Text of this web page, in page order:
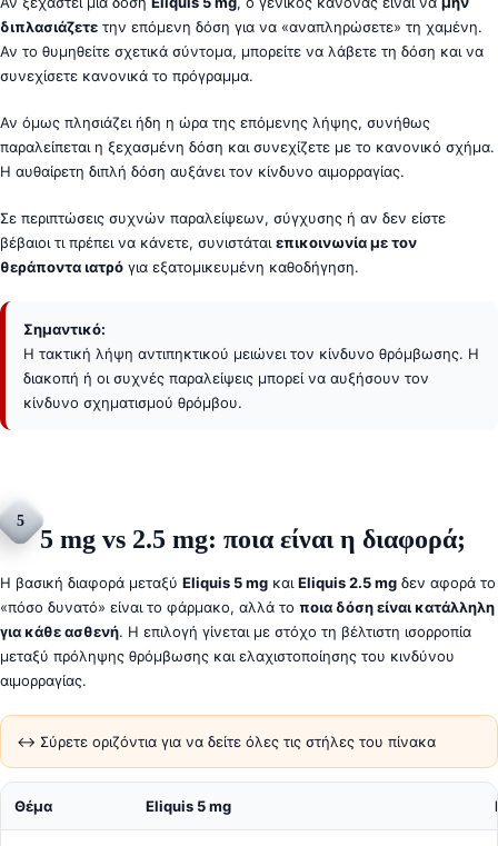
διπλασιάζετε την επόμενη δόση για να «αναπληρώσετε» τη χαμένη.
Αν το θυμηθείτε σχετικά σύντομα, μπορείτε να λάβετε τη δόση και να
συνεχίσετε κανονικά το πρόγραμμα.
Αν όμως πλησιάζει ήδη η ώρα της επόμενης λήψης, συνήθως
παραλείπεται η ξεχασμένη δόση και συνεχίζετε με το κανονικό σχήμα.
Η αυθαίρετη διπλή δόση αυξάνει τον κίνδυνο αιμορραγίας.
Σε περιπτώσεις συχνών παραλείψεων, σύγχυσης ή αν δεν είστε
βέβαιοι τι πρέπει να κάνετε, συνιστάται επικοινωνία με τον
θεράποντα ιατρό για εξατομικευμένη καθοδήγηση.
Σημαντικό:
Η τακτική λήψη αντιπηκτικού μειώνει τον κίνδυνο θρόμβωσης. Η
διακοπή ή οι συχνές παραλείψεις μπορεί να αυξήσουν τον
κίνδυνο σχηματισμού θρόμβου.
5
5 mg vs 2.5 mg: ποια είναι η διαφορά;
Η βασική διαφορά μεταξύ Eliquis 5 mg και Eliquis 2.5 mg δεν αφορά το
«πόσο δυνατό» είναι το φάρμακο, αλλά το ποια δόση είναι κατάλληλη
για κάθε ασθενή. Η επιλογή γίνεται με στόχο τη βέλτιστη ισορροπία
μεταξύ πρόληψης θρόμβωσης και ελαχιστοποίησης του κινδύνου
αιμορραγίας.
↔️ Σύρετε οριζόντια για να δείτε όλες τις στήλες του πίνακα
Θέμα Eliquis 5 mg